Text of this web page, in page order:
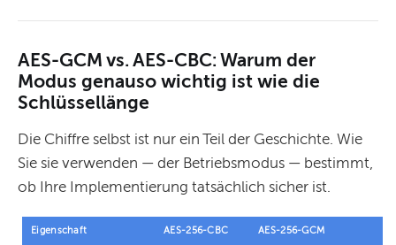
AES-GCM vs. AES-CBC: Warum der
Modus genauso wichtig ist wie die
Schlüssellänge
Die Chiffre selbst ist nur ein Teil der Geschichte. Wie
Sie sie verwenden — der Betriebsmodus — bestimmt,
ob Ihre Implementierung tatsächlich sicher ist.
Eigenschaft AES-256-CBC AES-256-GCM